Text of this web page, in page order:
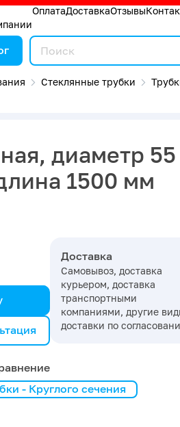
ОплатаДоставкаОтзывы
Стеклянные трубки
диаметр
1500 мм
Доставка
Самовывоз, доставка
курьером, доставка
транспортными
компаниями, другие
доставки по
- Круглого сечения